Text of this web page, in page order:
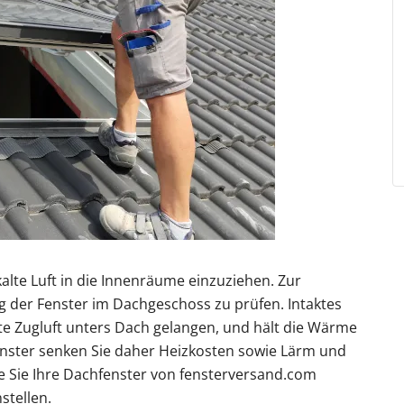
Kömmerling Fenster VEKA Fenster
Farben Balkontür mit Rollladen Balkontür zweiflügelig
Farben
Haustür mit Seitenteil Haustür mit Oberlicht
Gelenkarmmarkise Rolladen nachrüsten
Kosten Zaun Farben Zäune Kosten
Preise Garagentor Holzoptik
Carport Kosten Carport oder Garage
Carport aufbauen
Luft in die Innenräume einzuziehen. Zur
Fenster im Dachgeschoss zu prüfen. Intaktes
Zugluft unters Dach gelangen, und hält die Wärme
senken Sie daher Heizkosten sowie Lärm und
Ihre Dachfenster von fensterversand.com